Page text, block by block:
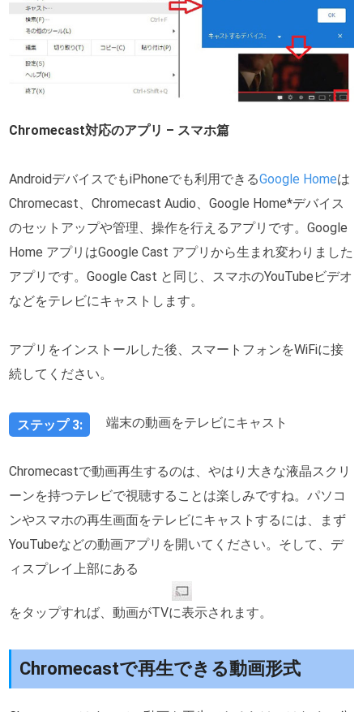
Chromecast対応のアプリ – スマホ篇
AndroidデバイスでもiPhoneでも利用できるGoogle Homeは
Chromecast、Chromecast Audio、Google Home*デバイス
のセットアップや管理、操作を行えるアプリです。Google
Home アプリはGoogle Cast アプリから生まれ変わりました
アプリです。Google Cast と同じ、スマホのYouTubeビデオ
などをテレビにキャストします。
アプリをインストールした後、スマートフォンをWiFiに接
続してください。
ステップ 3: 端末の動画をテレビにキャスト
Chromecastで動画再生するのは、やはり大きな液晶スクリ
ーンを持つテレビで視聴することは楽しみですね。パソコ
ンやスマホの再生画面をテレビにキャストするには、まず
YouTubeなどの動画アプリを開いてください。そして、デ
ィスプレイ上部にある
をタップすれば、動画がTVに表示されます。
Chromecastで再生できる動画形式